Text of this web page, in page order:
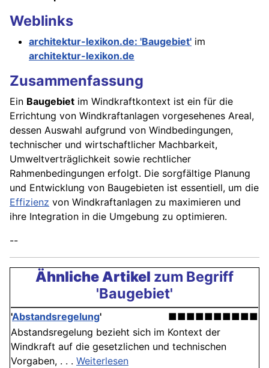
Weblinks
architektur-lexikon.de: 'Baugebiet' im
architektur-lexikon.de
Zusammenfassung
Ein Baugebiet im Windkraftkontext ist ein für die
Errichtung von Windkraftanlagen vorgesehenes Areal,
dessen Auswahl aufgrund von Windbedingungen,
technischer und wirtschaftlicher Machbarkeit,
Umweltverträglichkeit sowie rechtlicher
Rahmenbedingungen erfolgt. Die sorgfältige Planung
und Entwicklung von Baugebieten ist essentiell, um die
Effizienz von Windkraftanlagen zu maximieren und
ihre Integration in die Umgebung zu optimieren.
--
Ähnliche Artikel zum Begriff
'Baugebiet'
'Abstandsregelung'
■■■■■■■■■■
Abstandsregelung bezieht sich im Kontext der
Windkraft auf die gesetzlichen und technischen
Vorgaben, . . . Weiterlesen